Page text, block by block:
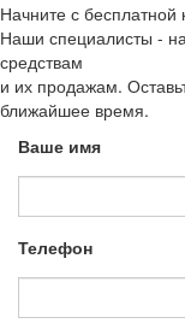
Начните с бесплатной
Наши специалисты -
средствам
и их продажам.
ближайшее время.
Ваше имя
Телефон